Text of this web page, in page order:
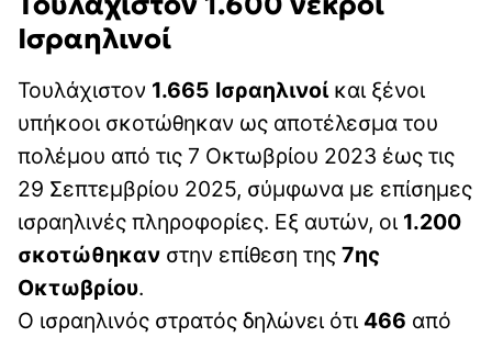
Ισραηλινοί
Τουλάχιστον 1.665 Ισραηλινοίκαι ξένοι
υπήκοοι σκοτώθηκαν ως αποτέλεσμα του
πολέμου από τις 7 Οκτωβρίου 2023 έως τις
29 Σεπτεμβρίου 2025, σύμφωνα με επίσημες
ισραηλινές πληροφορίες. Εξ αυτών, οι 1.200
σκοτώθηκαν στην επίθεση της 7ης
Οκτωβρίου.
Ο ισραηλινός στρατός δηλώνει ότι 466 από